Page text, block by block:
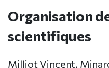
Organisation
scientifiques
Milliot Vincent,